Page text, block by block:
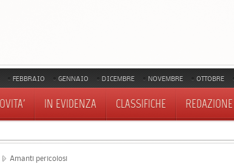
FEBBRAIO GENNAIO DICEMBRE NOVEMBRE OTTOBRE
IN EVIDENZA CLASSIFICHE REDAZIONE
Amanti pericolosi